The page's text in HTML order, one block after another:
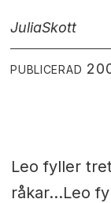
JuliaSkott
PUBLICERAD
Leo fyller
råkar...Leo